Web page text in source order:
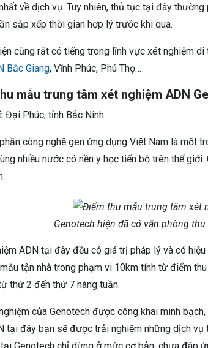
về dịch vụ. Tuy nhiên, thủ tục tại đây
sắp xếp thời gian hợp lý trước khi qua.
cũng rất có tiếng trong lĩnh vực xét nghiệm di
Bắc Giang, Vĩnh Phúc, Phú Thọ…
mẫu trung tâm xét nghiệm ADN
Đại Phúc, tỉnh Bắc Ninh.
công nghệ gen ứng dụng Việt Nam là một
nhiều nước có nền y học tiến bộ trên thể
Genotech hiện đã có văn phòng
ADN tại đây đều có giá trị pháp lý và có
tận nhà trong phạm vi 10km tính từ điểm
thứ 2 đến thứ 7 hàng tuần.
của Genotech được công khai minh
tại đây bạn sẽ được trải nghiệm những dịch vụ
Genotech chỉ dừng ở mức cơ bản, chưa đáp